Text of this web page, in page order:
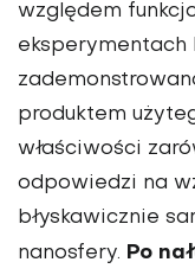
względem
eksperymentach
produktem
właściwości
odpowiedzi na
błyskawicznie
nanosfery. Po